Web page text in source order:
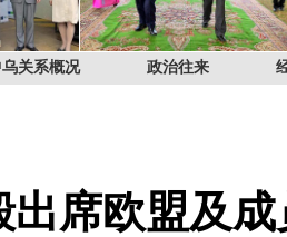
关系概况 政治往来
出席欧盟及